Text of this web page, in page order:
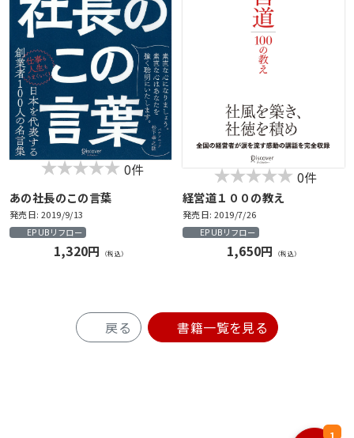
0件
あの社長のこの言葉
発売日: 2019/9/13
EPUBリフロー
1,320円 （税込）
0件
経営道１００の教え
発売日: 2019/7/26
EPUBリフロー
1,650円 （税込）
戻る 書籍一覧を見る